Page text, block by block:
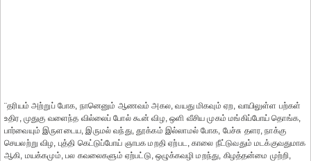
¨தரியம் அற்றுப் போக, நானெனும் ஆணவம் அகல, வயது மிகவும் ஏற, வாயிலுள்ள பற்கள்
உதிர, முதுகு வளைந்த வில்லைப் போல் கூன் விழ, ஒளி வீசிய முகம் மங்கிப்போய் தொங்க,
பார்வையும் இருளடைய, இருமல் வந்து, தூக்கம் இல்லாமல் போக, பேச்சு தளர, நாக்கு
செயலற்று விழ, புத்தி கெட்டுப்போய் ஞாபக மறதி ஏற்பட, காலை நீட்டுவதும் மடக்குவதுமாக
ஆகி, மயக்கமும், பல கவலைகளும் ஏற்பட்டு, ஒழுக்கவழி மறந்து, கிழத்தன்மை முற்றி,